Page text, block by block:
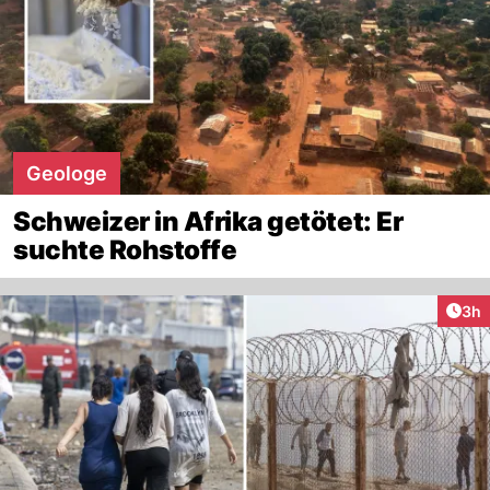
Geologe
Schweizer in Afrika getötet: Er
suchte Rohstoffe
3h